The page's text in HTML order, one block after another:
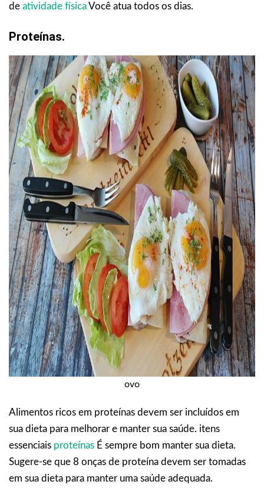
de atividade física Você atua todos os dias.
Proteínas.
ovo
Alimentos ricos em proteínas devem ser incluídos em
sua dieta para melhorar e manter sua saúde. itens
essenciais proteínas É sempre bom manter sua dieta.
Sugere-se que 8 onças de proteína devem ser tomadas
em sua dieta para manter uma saúde adequada.